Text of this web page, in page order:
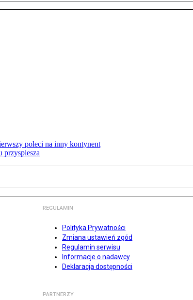
poleci na inny kontynent
przyspiesza
REGULAMIN
Polityka Prywatności
Zmiana ustawień zgód
Regulamin serwisu
Informacje o nadawcy
Deklaracja dostępności
PARTNERZY